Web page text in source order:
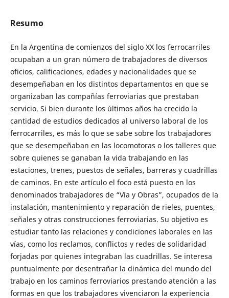
Resumo
En la Argentina de comienzos del siglo XX los ferrocarriles
ocupaban a un gran número de trabajadores de diversos
oficios, calificaciones, edades y nacionalidades que se
desempeñaban en los distintos departamentos en que se
organizaban las compañías ferroviarias que prestaban
servicio. Si bien durante los últimos años ha crecido la
cantidad de estudios dedicados al universo laboral de los
ferrocarriles, es más lo que se sabe sobre los trabajadores
que se desempeñaban en las locomotoras o los talleres que
sobre quienes se ganaban la vida trabajando en las
estaciones, trenes, puestos de señales, barreras y cuadrillas
de caminos. En este artículo el foco está puesto en los
denominados trabajadores de “Vía y Obras”, ocupados de la
instalación, mantenimiento y reparación de rieles, puentes,
señales y otras construcciones ferroviarias. Su objetivo es
estudiar tanto las relaciones y condiciones laborales en las
vías, como los reclamos, conflictos y redes de solidaridad
forjadas por quienes integraban las cuadrillas. Se interesa
puntualmente por desentrañar la dinámica del mundo del
trabajo en los caminos ferroviarios prestando atención a las
formas en que los trabajadores vivenciaron la experiencia